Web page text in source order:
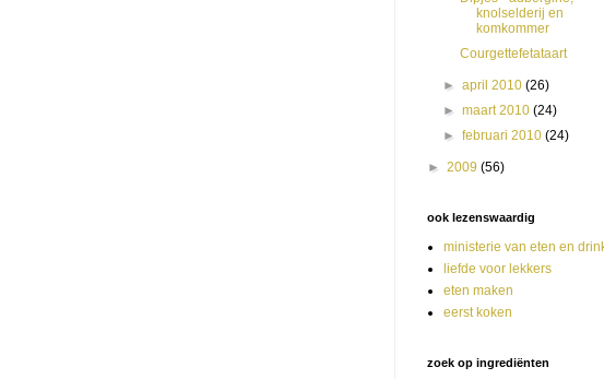
knolselderij en
komkommer
Courgettefetataart
►april 2010(26)
►maart 2010(24)
►februari 2010(24)
► 2009 (56)
ook lezenswaardig
ministerie van eten en
liefde voor lekkers
eten maken
eerst koken
zoek op ingrediënten